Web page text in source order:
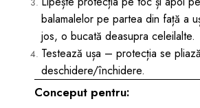
balamalelor pe partea din față a
jos, o bucată deasupra celeilalte.
Testează ușa – protecția se
deschidere/închidere.
Conceput pentru: